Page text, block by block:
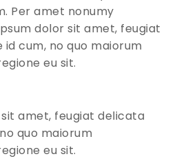
Per amet nonumy
dolor sit amet, feugiat
cum, no quo maiorum
eu sit.
amet, feugiat delicata
quo maiorum
eu sit.